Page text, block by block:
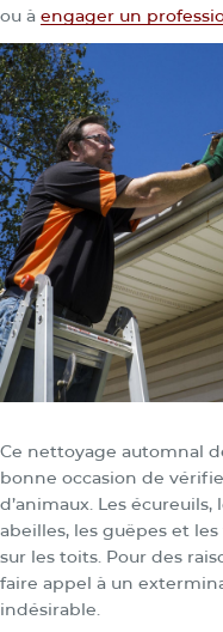
ou à engager un
Ce nettoyage automnal
bonne occasion de
d’animaux. Les écureuils,
abeilles, les guêpes et
sur les toits. Pour des
faire appel à un
indésirable.